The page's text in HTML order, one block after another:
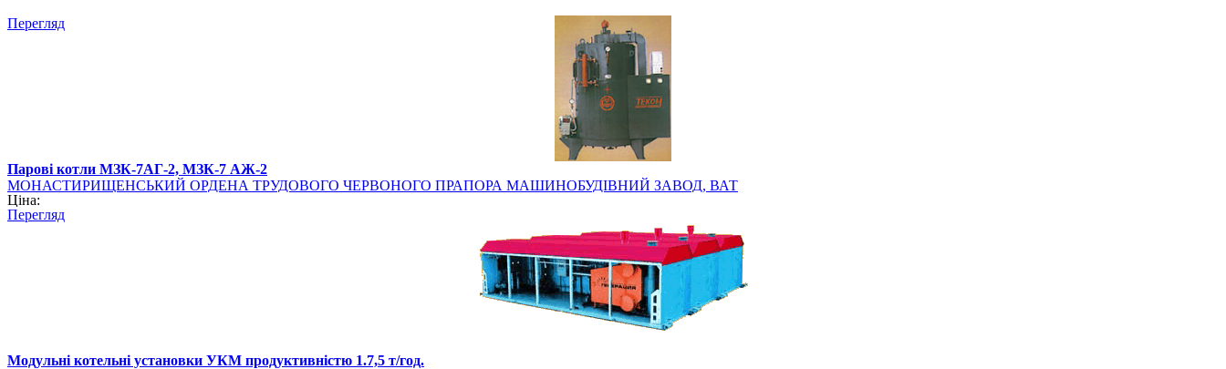
Перегляд
Парові котли МЗК-7АГ-2, МЗК-7 АЖ-2
МОНАСТИРИЩЕНСЬКИЙ ОРДЕНА ТРУДОВОГО ЧЕРВОНОГО ПРАПОРА МАШИНОБУДІВНИЙ ЗАВОД, ВАТ
Ціна:
Перегляд
Модульні котельні установки УКМ продуктивністю 1.7,5 т/год.